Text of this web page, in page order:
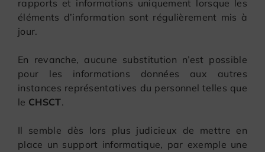
rapports et informations uniquement lorsque les
éléments d’information sont régulièrement mis à
jour.
En revanche, aucune substitution n’est possible
pour les informations données aux autres
instances représentatives du personnel telles que
le CHSCT.
Il semble dès lors plus judicieux de mettre en
place un support informatique, par exemple une